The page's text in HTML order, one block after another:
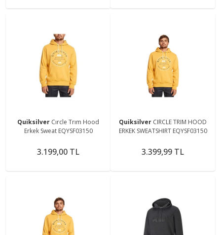
Quiksilver Cırcle Trım Hood
Erkek Sweat EQYSF03150
3.199,00 TL
Quiksilver CIRCLE TRIM HOOD
ERKEK SWEATSHIRT EQYSF03150
3.399,99 TL